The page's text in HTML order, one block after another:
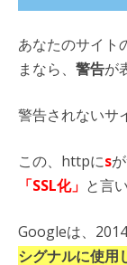
あなたのサイト
まなら、 警告が
警告されないサ
この、httpにs
「SSL化」 と言
Googleは、2014
シグナルに使用